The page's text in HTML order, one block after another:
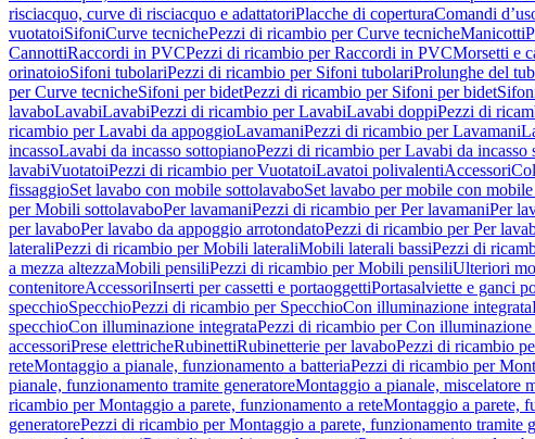
risciacquo, curve di risciacquo e adattatoriPlacche di coperturaComandi
vuotatoiSifoniCurve tecnichePezzi di ricambio per Curve tecnicheManicotti
CannottiRaccordi in PVCPezzi di ricambio per Raccordi in PVCMorsetti e
orinatoioSifoni tubolariPezzi di ricambio per Sifoni tubolariProlunghe del
per Curve tecnicheSifoni per bidetPezzi di ricambio per Sifoni per bidet
lavaboLavabiLavabiPezzi di ricambio per LavabiLavabi doppiPezzi di
ricambio per Lavabi da appoggioLavamaniPezzi di ricambio per Lavamani
incassoLavabi da incasso sottopianoPezzi di ricambio per Lavabi da incasso
lavabiVuotatoiPezzi di ricambio per VuotatoiLavatoi polivalentiAccessori
fissaggioSet lavabo con mobile sottolavaboSet lavabo per mobile con
per Mobili sottolavaboPer lavamaniPezzi di ricambio per Per lavamaniPer
per lavaboPer lavabo da appoggio arrotondatoPezzi di ricambio per Per
lateraliPezzi di ricambio per Mobili lateraliMobili laterali bassiPezzi di
a mezza altezzaMobili pensiliPezzi di ricambio per Mobili pensiliUlteriori
contenitoreAccessoriInserti per cassetti e portaoggettiPortasalviette e ganci
specchioSpecchioPezzi di ricambio per SpecchioCon illuminazione integrata
specchioCon illuminazione integrataPezzi di ricambio per Con illuminazione
accessoriPrese elettricheRubinettiRubinetterie per lavaboPezzi di ricambio
reteMontaggio a pianale, funzionamento a batteriaPezzi di ricambio per
pianale, funzionamento tramite generatoreMontaggio a pianale, miscelatore
ricambio per Montaggio a parete, funzionamento a reteMontaggio a parete,
generatorePezzi di ricambio per Montaggio a parete, funzionamento tramite